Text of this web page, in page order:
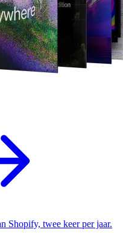
Shopify, twee keer per jaar.